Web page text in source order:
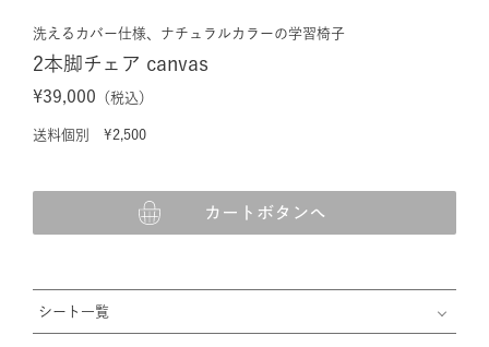
洗えるカバー仕様、ナチュラルカラーの学習椅子
2本脚チェア canvas
¥39,000 （税込）
送料個別 ¥2,500
カートボタンへ
シート一覧